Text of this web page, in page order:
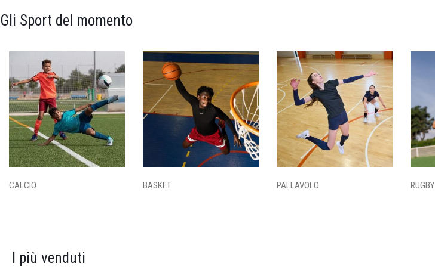
Gli Sport del momento
CALCIO BASKET PALLAVOLO RUGBY
I più venduti